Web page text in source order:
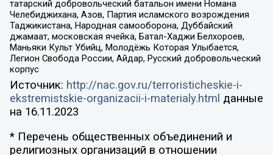
татарский добровольческий батальон имени Номана
Челебиджихана, Азов, Партия исламского возрождения
Таджикистана, Народная самооборона, Дуббайский
джамаат, московская ячейка, Батал-Хаджи Белхороев,
Маньяки Культ Убийц, Молодёжь Которая Улыбается,
Легион Свобода России, Айдар, Русский добровольческий
корпус
Источник: http://nac.gov.ru/terroristicheskie-i-
ekstremistskie-organizacii-i-materialy.html данные
на 16.11.2023
* Перечень общественных объединений и
религиозных организаций в отношении